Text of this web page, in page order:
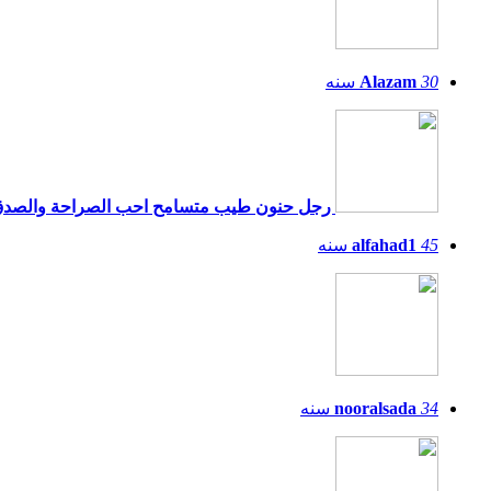
Alazam 30 سنه
رجل حنون طيب متسامح احب الصراحة
alfahad1 45 سنه
nooralsada 34 سنه